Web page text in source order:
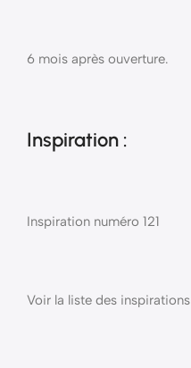
6 mois après ouverture.
Inspiration :
Inspiration numéro 121
Voir la liste des inspirations